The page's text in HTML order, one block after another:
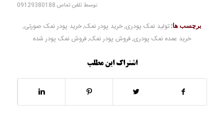
توسطتلفن تماس 09129380188
برچسب ها:تولید نمک پودری,خرید پودر نمک,خرید پودر نمک صورتی,
خرید عمده نمک پودری, فروش پودر نمک, فروش نمک پودر شده
اشتراک این مطلب